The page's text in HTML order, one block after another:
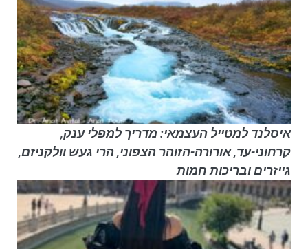
איסלנד למטייל העצמאי: מדריך למפלי ענק,
קרחוני-עד, אורורה-הזוהר הצפוני, הרי געש וולקניזם,
גייזרים ובריכות חמות